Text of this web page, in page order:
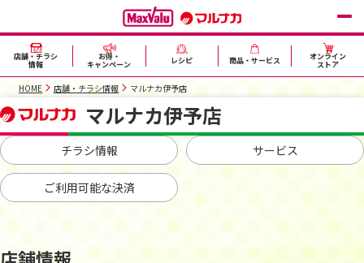
店舗・チラシ
情報
お得・
キャンペーン レシピ 商品・サービス オンライン
ストア
HOME 店舗・チラシ情報 マルナカ伊予店
マルナカ伊予店
チラシ情報 サービス
ご利用可能な決済